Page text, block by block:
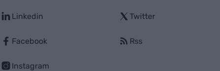
Linkedin
Facebook
Instagram
Twitter
Rss